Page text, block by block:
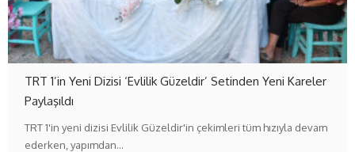
TRT 1’in Yeni Dizisi ‘Evlilik Güzeldir’ Setinden Yeni Kareler
Paylaşıldı
TRT 1'in yeni dizisi Evlilik Güzeldir'in çekimleri tüm hızıyla devam
ederken, yapımdan…